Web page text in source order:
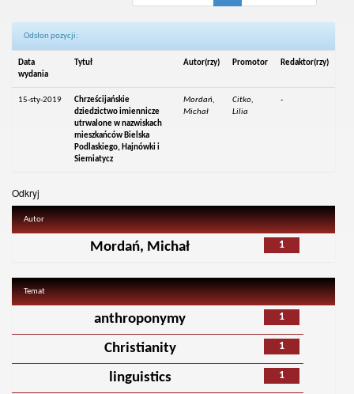
Odsłon pozycji:
Data
wydania
Tytuł Autor(rzy) Promotor Redaktor(rzy)
15-sty-2019
Chrześcijańskie
dziedzictwo imiennicze
utrwalone w nazwiskach
mieszkańców Bielska
Podlaskiego, Hajnówki i
Siemiatycz
Mordań,
Michał
Citko,
Lilia
-
Odkryj
Autor
1
Mordań, Michał
Temat
1
anthroponymy
1
Christianity
1
linguistics